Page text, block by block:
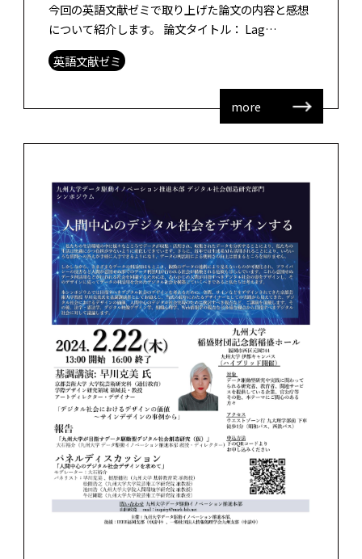
今回の英語文献ゼミで取り上げた論文の内容と感想
について紹介します。 論文タイトル： Lag
Sequential Analysis for Identifying Blen […]
英語文献ゼミ
more